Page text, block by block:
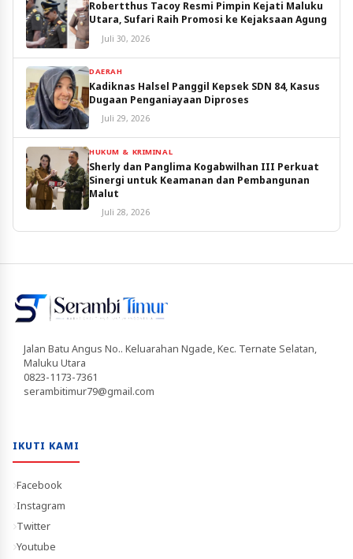
Robertthus Tacoy Resmi Pimpin Kejati Maluku
Utara, Sufari Raih Promosi ke Kejaksaan Agung
Juli 30, 2026
DAERAH
Kadiknas Halsel Panggil Kepsek SDN 84, Kasus
Dugaan Penganiayaan Diproses
Juli 29, 2026
HUKUM & KRIMINAL
Sherly dan Panglima Kogabwilhan III Perkuat
Sinergi untuk Keamanan dan Pembangunan
Malut
Juli 28, 2026
Jalan Batu Angus No.. Keluarahan Ngade, Kec. Ternate Selatan,
Maluku Utara
0823-1173-7361
serambitimur79@gmail.com
IKUTI KAMI
Facebook
Instagram
Twitter
Youtube